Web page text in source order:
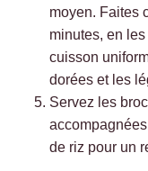
moyen. Faites
minutes, en
cuisson
dorées et les
Servez les
de riz pour un